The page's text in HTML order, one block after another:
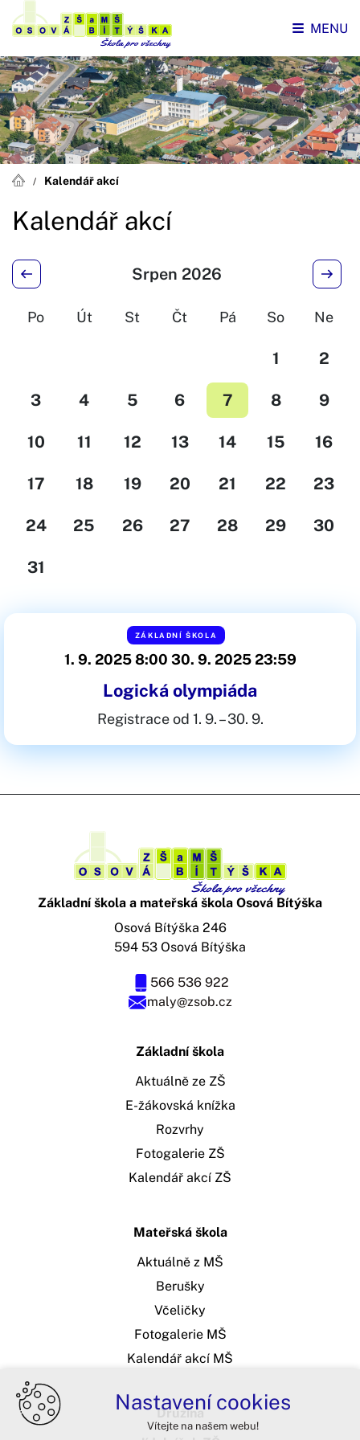
MENU
Kalendář akcí
Kalendář akcí
Srpen 2026
Po Út St Čt Pá So Ne
1 2
3 4 5 6 7 8 9
10 11 12 13 14 15 16
17 18 19 20 21 22 23
24 25 26 27 28 29 30
31
ZÁKLADNÍ ŠKOLA
1. 9. 2025 8:00 30. 9. 2025 23:59
Logická olympiáda
Registrace od 1. 9. – 30. 9.
Základní škola a mateřská škola Osová Bítýška
maly@zsob.cz
566 536 922
Osová Bítýška 246
594 53 Osová Bítýška
Základní škola
Aktuálně ze ZŠ
E-žákovská knížka
Rozvrhy
Fotogalerie ZŠ
Kalendář akcí ZŠ
Mateřská škola
Aktuálně z MŠ
Berušky
Včeličky
Fotogalerie MŠ
Kalendář akcí MŠ
Družina
Nastavení cookies
Vítejte na našem webu!